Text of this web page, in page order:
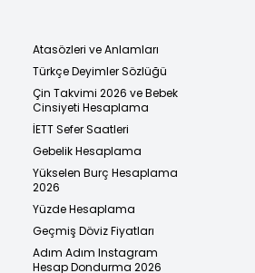
Atasözleri ve Anlamları
Türkçe Deyimler Sözlüğü
Çin Takvimi 2026 ve Bebek
Cinsiyeti Hesaplama
İETT Sefer Saatleri
Gebelik Hesaplama
Yükselen Burç Hesaplama
2026
Yüzde Hesaplama
Geçmiş Döviz Fiyatları
Adım Adım Instagram
Hesap Dondurma 2026